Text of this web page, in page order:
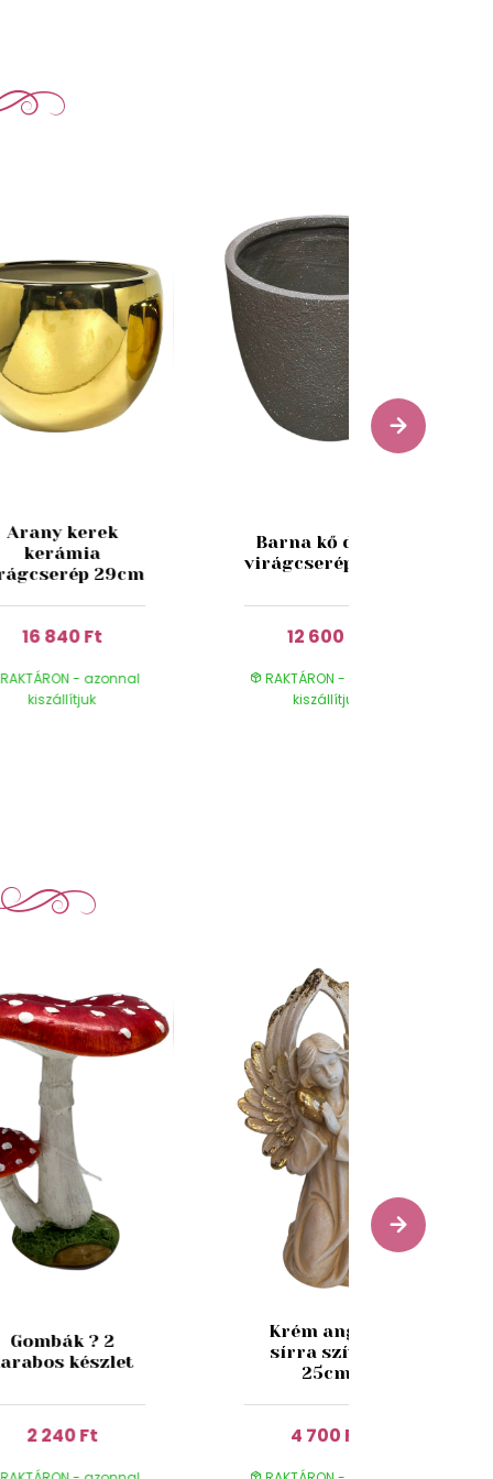
Arany kerek
kerámia
29cm
16 840 Ft
RAKTÁRON - azonnal
kiszállítjuk
Barna kő dizájn
virágcserép 32cm
12 600 Ft
RAKTÁRON - azonnal
kiszállítjuk
Gombák ? 2
készlet
2 240 Ft
Krém angyal
sírra szívvel
25cm
4 700 Ft